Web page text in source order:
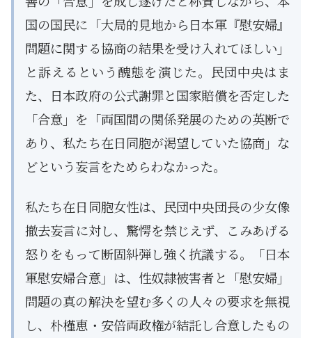
国の国民に「大局的見地から日本軍『慰安婦』
問題に関する協商の結果を受け入れてほしい」
と訴えるという醜態を演じた。民団中央はま
た、日本政府の公式謝罪と国家賠償を否定した
「合意」を「両国間の関係発展のための英断で
あり、私たち在日同胞が渇望していた協商」な
どという妄言をためらわなかった。
私たち在日同胞女性は、民団中央団長の少女像
撤去妄言に対し、驚愕を禁じえず、こみあげる
怒りをもって断固糾弾し強く抗議する。「日本
軍慰安婦合意」は、性奴隷被害者と「慰安婦」
問題の真の解決を望む多くの人々の要求を無視
し、朴槿恵・安倍両政権が結託し合意したもの